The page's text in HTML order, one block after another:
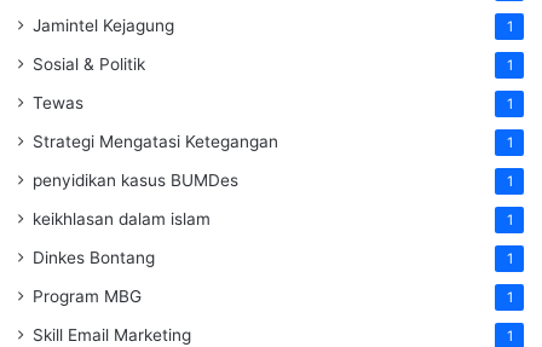
Jamintel Kejagung 1
Sosial & Politik 1
Tewas 1
Strategi Mengatasi Ketegangan 1
penyidikan kasus BUMDes 1
keikhlasan dalam islam 1
Dinkes Bontang 1
Program MBG 1
Skill Email Marketing 1